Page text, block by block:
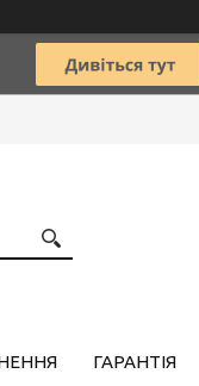
ГАРАНТІЯ